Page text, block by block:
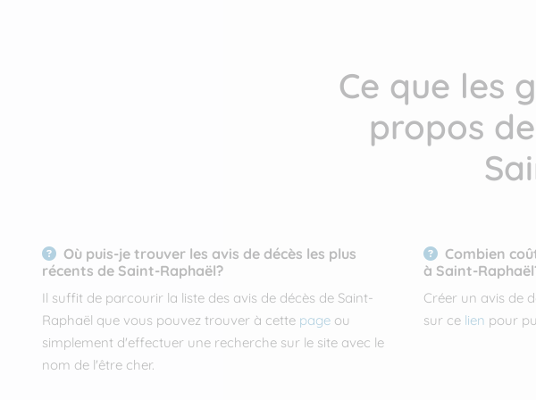
Ce que les
propos
Où puis-je trouver les avis de décès les plus
récents de Saint-Raphaël?
Il suffit de parcourir la liste des avis de décès de Saint-
Raphaël que vous pouvez trouver à cette page ou
simplement d'effectuer une recherche sur le site avec le
nom de l'être cher.
Combien
à Saint-
Créer un avis de
sur ce lien pour